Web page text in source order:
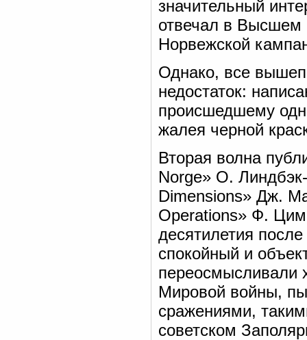
значительный
отвечал в Высшем
Норвежской
Однако, все
недостаток:
происшедшему
жалея черной
Вторая волна
Norge» О.
Dimensions» Дж.
Operations» Ф.
десятилетия
спокойный и
переосмысливали
Мировой войны,
сражениями,
советском